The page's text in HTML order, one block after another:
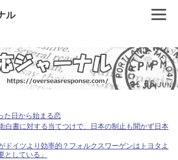
ル
た日から始まる恋
白書に対する当てつけで、日本の制止も聞かず日本
ドイツより効率的？フォルクスワーゲンはトヨタよ
としている」